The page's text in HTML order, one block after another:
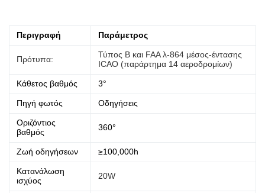
Περιγραφή Παράμετρος
Πρότυπα:
Τύπος Β και FAA λ-864 μέσος-έντασης
ICAO (παράρτημα 14 αεροδρομίων)
Κάθετος βαθμός 3°
Πηγή φωτός Οδηγήσεις
Οριζόντιος
βαθμός
360°
Ζωή οδηγήσεων ≥100,000h
Κατανάλωση
ισχύος
20W